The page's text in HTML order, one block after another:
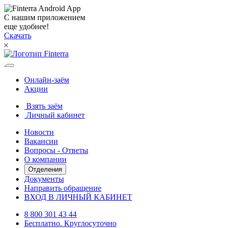
С нашим приложением
еще удобнее!
Скачать
Онлайн-заём
Акции
Взять заём
Личный кабинет
Новости
Вакансии
Вопросы - Ответы
О компании
Отделения
Документы
Направить обращение
ВХОД В ЛИЧНЫЙ КАБИНЕТ
8 800 301 43 44
Бесплатно. Круглосуточно